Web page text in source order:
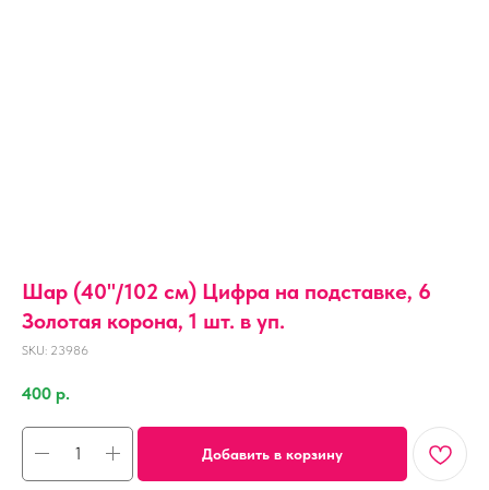
Шар (40''/102 см) Цифра на подставке, 6
Золотая корона, 1 шт. в уп.
SKU: 23986
400 р.
Добавить в корзину